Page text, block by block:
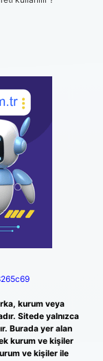
kurum veya
Sitede yalnızca
Burada yer alan
kurum ve kişiler
ve kişiler ile